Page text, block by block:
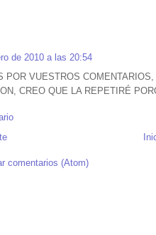
de 2010 a las 20:54
POR VUESTROS
CREO QUE LA REPETIRÉ
comentarios (Atom)